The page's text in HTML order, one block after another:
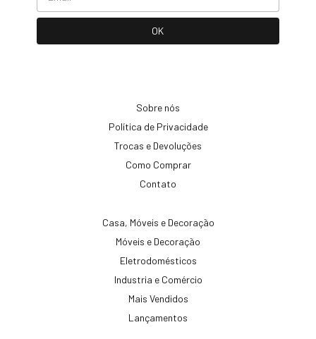
Sobre nós
Política de Privacidade
Trocas e Devoluções
Como Comprar
Contato
Casa, Móveis e Decoração
Móveis e Decoração
Eletrodomésticos
Industria e Comércio
Mais Vendidos
Lançamentos